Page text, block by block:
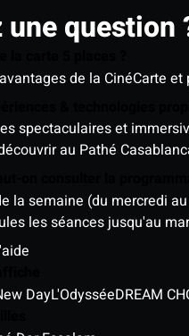
une question
de la CinéCarte
spectaculaires et
au Pathé
la semaine (du mercredi
les séances jusqu'au
DayL'Odyssée